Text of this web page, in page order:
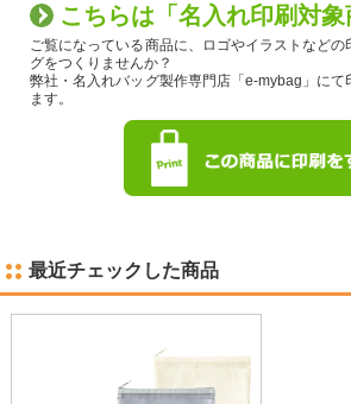
こちらは「名入れ印刷対象
ご覧になっている商品に、ロゴやイラストなどの
グをつくりませんか？
弊社・名入れバッグ製作専門店「e-mybag」にて
ます。
最近チェックした商品